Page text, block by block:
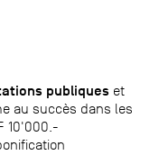
publiques et
au succès dans les
10'000.-